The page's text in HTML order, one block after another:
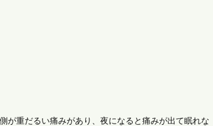
が重だるい痛みがあり、夜になると痛みが出て眠れな